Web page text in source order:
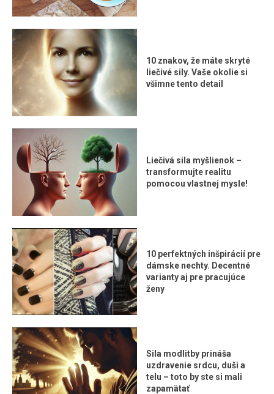
10 znakov, že máte skryté
liečivé sily. Vaše okolie si
všimne tento detail
Liečivá sila myšlienok –
transformujte realitu
pomocou vlastnej mysle!
10 perfektných inšpirácií pre
dámske nechty. Decentné
varianty aj pre pracujúce
ženy
Sila modlitby prináša
uzdravenie srdcu, duši a
telu – toto by ste si mali
zapamätať